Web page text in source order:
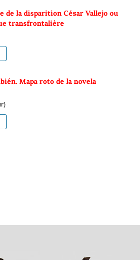
la disparition César Vallejo ou
transfrontalière
Mapa roto de la novela